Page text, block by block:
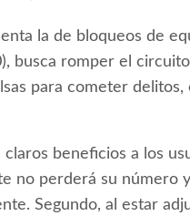
la de bloqueos de
busca romper el
para cometer
claros beneficios a los
no perderá su número
Segundo, al estar